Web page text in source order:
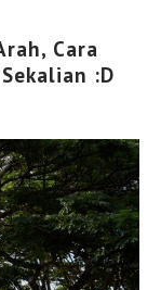
Cara
:D